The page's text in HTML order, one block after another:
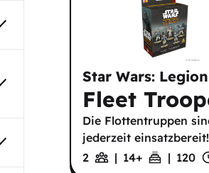
Star Wars: Legion
Fleet
Die Flottentruppen
jederzeit
2
| 14+ | 120